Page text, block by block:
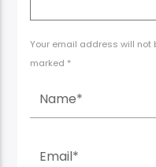
Your email address will not
marked *